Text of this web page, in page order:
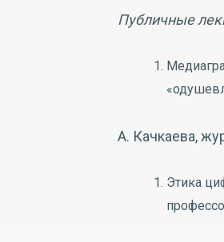
Публичные
А. Качкаева,
Этика